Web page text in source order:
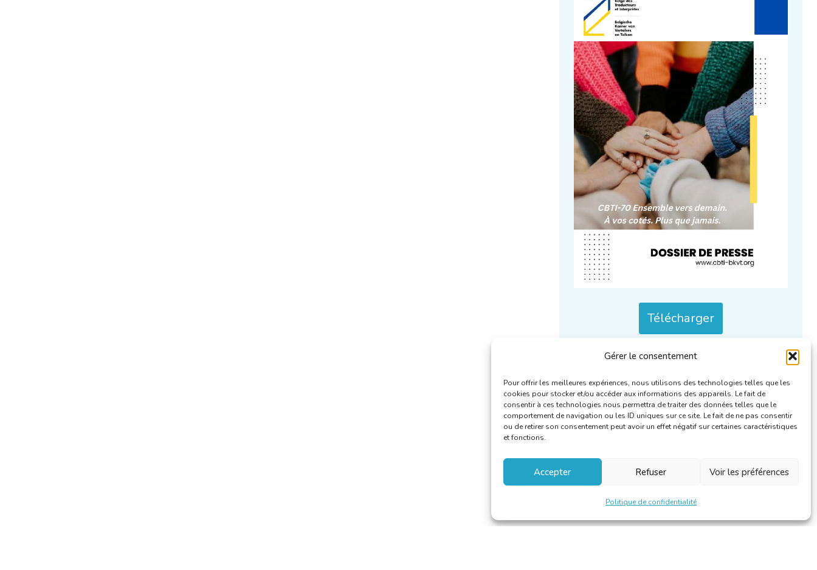
Gérer le consentement
Pour offrir les meilleures expériences, nous utilisons des technologies telles que les
cookies pour stocker et/ou accéder aux informations des appareils. Le fait de
consentir à ces technologies nous permettra de traiter des données telles que le
comportement de navigation ou les ID uniques sur ce site. Le fait de ne pas consentir
ou de retirer son consentement peut avoir un effet négatif sur certaines caractéristiques
et fonctions.
Accepter Refuser Voir les préférences
Politique de confidentialité
Télécharger
Uniquement / aussi disponible en :
Catégories :
Dossiers de presse